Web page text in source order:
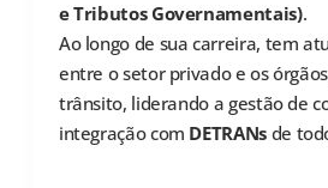
e Tributos Governamentais).
Ao longo de sua carreira, tem
entre o setor privado e os
trânsito, liderando a gestão de
integração com DETRANsde